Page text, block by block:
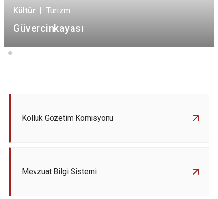
Kültür | Turizm
Güvercinkayası
Kolluk Gözetim Komisyonu
Mevzuat Bilgi Sistemi